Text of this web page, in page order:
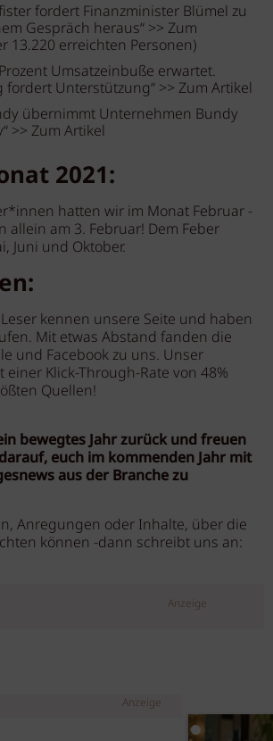
fordert Finanzminister Blümel zu
Gespräch heraus“ >> Zum
13.220 erreichten Personen)
Umsatzeinbuße erwartet.
Unterstützung“ >> Zum Artikel
übernimmt Unternehmen Bundy
>> Zum Artikel
2021:
hatten wir im Monat Februar -
allein am 3. Februar! Dem Feber
Juni und Oktober.
kennen unsere Seite und haben
Mit etwas Abstand fanden die
und Facebook zu uns. Unser
Klick-Through-Rate von 48%
Quellen!
bewegtes Jahr zurück und freuen
euch im kommenden Jahr mit
aus der Branche zu
Anregungen oder Inhalte, über die
können -dann schreibt uns an:
Anzeige
Anzeige